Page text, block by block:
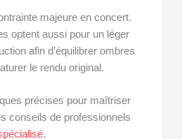
majeure en concert.
optent aussi pour un léger
afin d’équilibrer ombres
le rendu original.
précises pour maîtriser
conseils de professionnels
.